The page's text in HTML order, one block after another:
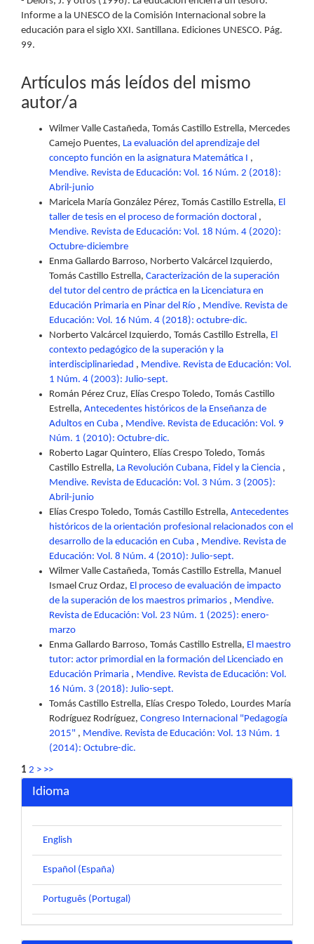
Informe a la UNESCO de la Comisión Internacional sobre la
educación para el siglo XXI. Santillana. Ediciones UNESCO. Pág.
99.
Artículos más leídos del mismo
autor/a
Wilmer Valle Castañeda, Tomás Castillo Estrella, Mercedes
Camejo Puentes, La evaluación del aprendizaje del
concepto función en la asignatura Matemática I ,
Mendive. Revista de Educación: Vol. 16 Núm. 2 (2018):
Abril-junio
Maricela María González Pérez, Tomás Castillo Estrella, El
taller de tesis en el proceso de formación doctoral ,
Mendive. Revista de Educación: Vol. 18 Núm. 4 (2020):
Octubre-diciembre
Enma Gallardo Barroso, Norberto Valcárcel Izquierdo,
Tomás Castillo Estrella, Caracterización de la superación
del tutor del centro de práctica en la Licenciatura en
Educación Primaria en Pinar del Río , Mendive. Revista de
Educación: Vol. 16 Núm. 4 (2018): octubre-dic.
Norberto Valcárcel Izquierdo, Tomás Castillo Estrella, El
contexto pedagógico de la superación y la
interdisciplinariedad , Mendive. Revista de Educación: Vol.
1 Núm. 4 (2003): Julio-sept.
Román Pérez Cruz, Elías Crespo Toledo, Tomás Castillo
Estrella, Antecedentes históricos de la Enseñanza de
Adultos en Cuba , Mendive. Revista de Educación: Vol. 9
Núm. 1 (2010): Octubre-dic.
Roberto Lagar Quintero, Elías Crespo Toledo, Tomás
Castillo Estrella, La Revolución Cubana, Fidel y la Ciencia ,
Mendive. Revista de Educación: Vol. 3 Núm. 3 (2005):
Abril-junio
Elías Crespo Toledo, Tomás Castillo Estrella, Antecedentes
históricos de la orientación profesional relacionados con el
desarrollo de la educación en Cuba , Mendive. Revista de
Educación: Vol. 8 Núm. 4 (2010): Julio-sept.
Wilmer Valle Castañeda, Tomás Castillo Estrella, Manuel
Ismael Cruz Ordaz, El proceso de evaluación de impacto
de la superación de los maestros primarios , Mendive.
Revista de Educación: Vol. 23 Núm. 1 (2025): enero-
marzo
Enma Gallardo Barroso, Tomás Castillo Estrella, El maestro
tutor: actor primordial en la formación del Licenciado en
Educación Primaria , Mendive. Revista de Educación: Vol.
16 Núm. 3 (2018): Julio-sept.
Tomás Castillo Estrella, Elías Crespo Toledo, Lourdes María
Rodríguez Rodríguez, Congreso Internacional "Pedagogía
2015" , Mendive. Revista de Educación: Vol. 13 Núm. 1
(2014): Octubre-dic.
1 2 > >>
Idioma
English
Español (España)
Português (Portugal)